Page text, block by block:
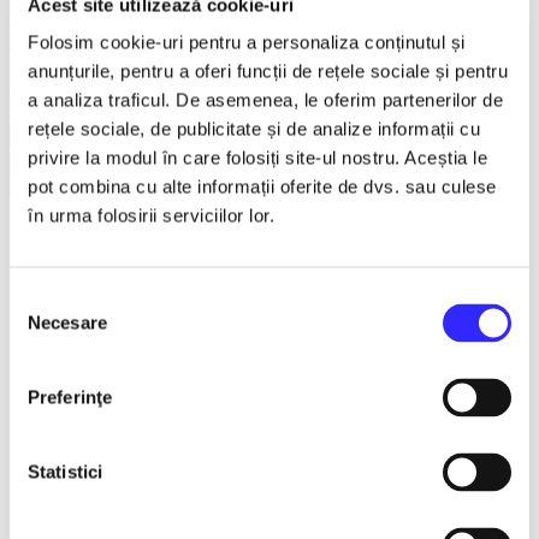
Acest site utilizează cookie-uri
Folosim cookie-uri pentru a personaliza conținutul și
anunțurile, pentru a oferi funcții de rețele sociale și pentru
a analiza traficul. De asemenea, le oferim partenerilor de
rețele sociale, de publicitate și de analize informații cu
privire la modul în care folosiți site-ul nostru. Aceștia le
pot combina cu alte informații oferite de dvs. sau culese
în urma folosirii serviciilor lor.
consimțământului
Necesare
Preferinţe
Statistici
Teatru
Teatrul Maidan
Trupa de teatru YuPPie ArT
Compania de Teatru Concordia
Reduceri bilete
Vezi mai multe
Vezi mai puțin
1 feb. - 31 mar. 2027
Centrul Cultural Reduta , Brasov